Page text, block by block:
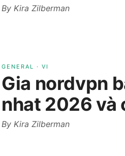
By Kira Zilberman
GENERAL · VI
Gia nordvpn
nhat 2026 và
By Kira Zilberman